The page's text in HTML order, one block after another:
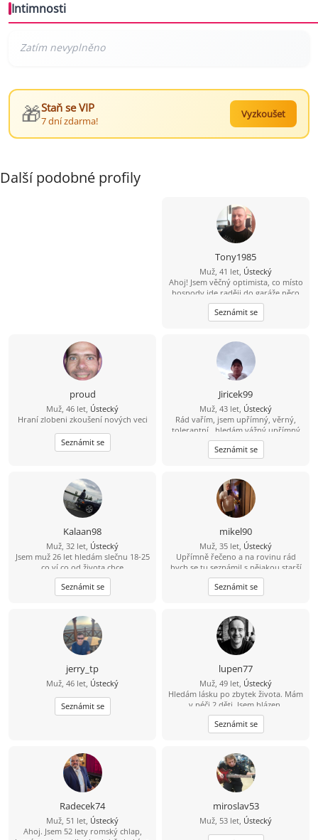
Intimnosti
🎁Staň se VIP
7 dní zdarma!
Vyzkoušet
Další podobné profily
Tony1985
Muž, 41 let, Ústecký
Ahoj! Jsem věčný optimista, co místo
hospody jde raději do garáže něco
vytvářet. V bytě me moc nenajdeš,
protože trávím čas v přírodě na
houbách, na rybách... Hledám tu
kam nás to zavede ????
Seznámit se
proud
Muž, 46 let, Ústecký
Hraní zlobeni zkoušení nových veci
Seznámit se
Jiricek99
Muž, 43 let, Ústecký
Rád vařím, jsem upřímný, věrný,
tolerantní , hledám vážný upřímný
vztah, můj kontakt je
704/538857,snad není můj
hendikepek problém se znovu
věrný, upřímný, tolerantní, mám rád
procházky,hudbu, můj kontakt je
pospajiri33@seznam.cz
účet budu rád když mi napíšeš
Seznámit se
Kalaan98
Muž, 32 let, Ústecký
Jsem muž 26 let hledám slečnu 18-25
co ví co od života chce
Seznámit se
mikel90
Muž, 35 let, Ústecký
Upřímně řečeno a na rovinu rád
bych se tu seznámil s nějakou starší
ženou která by měla zájem o někoho
mladšího například mého věku a
mám i rodinu děti tak by to nevadilo
Seznámit se
jerry_tp
Muž, 46 let, Ústecký
Seznámit se
lupen77
Muž, 49 let, Ústecký
Hledám lásku po zbytek života. Mám
v péči 2 děti. Jsem blázen.
Seznámit se
Radecek74
Muž, 51 let, Ústecký
Ahoj. Jsem 52 lety romský chlap,
miroslav53
Muž, 53 let, Ústecký